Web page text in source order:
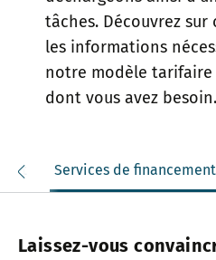
tâches. Découvrez
les informations
notre modèle
dont vous avez besoin.
Services de financement
Laissez-vous